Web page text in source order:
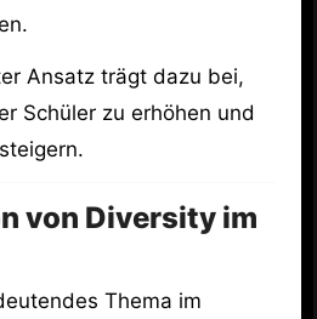
Ansatz trägt dazu bei,
Schüler zu erhöhen und
von Diversity im
Thema im